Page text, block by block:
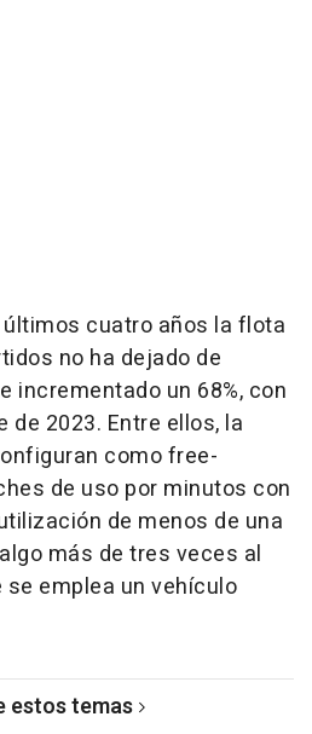
cuatro años la flota
no ha dejado de
incrementado un 68%, con
de 2023. Entre ellos, la
como free-
de uso por minutos con
de menos de una
más de tres veces al
se emplea un vehículo
estos temas